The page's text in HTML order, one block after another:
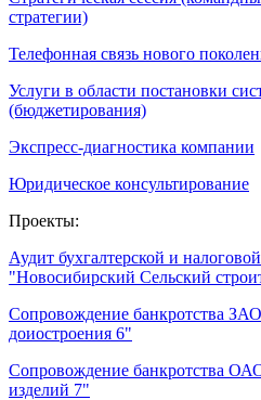
стратегии)
Телефонная связь нового
Услуги в области постановки
(бюджетирования)
Экспресс-диагностика компании
Юридическое консультирование
Проекты:
Аудит бухгалтерской и
"Новосибирский Сельский
Сопровождение банкротства
доиостроения 6"
Сопровождение банкротства
изделий 7"